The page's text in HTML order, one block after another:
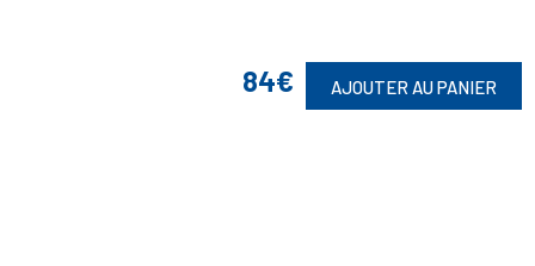
84€ AJOUTER AU PANIER
Suivez-Nous